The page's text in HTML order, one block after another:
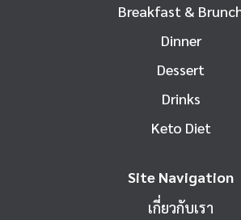
Breakfast &
Dinner
Dessert
Drinks
Keto Diet
Site Navigation
เกี่ยวกับเรา